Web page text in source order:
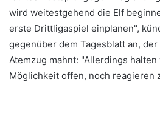
wird weitestgehend die Elf
erste Drittligaspiel einplanen",
gegenüber dem Tagesblatt an,
Atemzug mahnt: "Allerdings
Möglichkeit offen, noch reagieren